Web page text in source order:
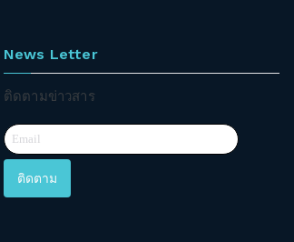
News Letter
ติดตามข่าวสาร